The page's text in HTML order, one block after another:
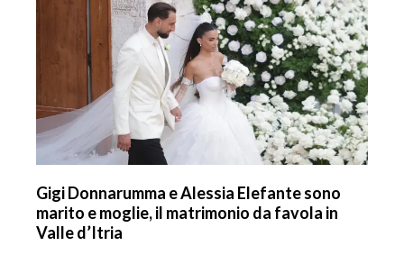
Gigi Donnarumma e Alessia Elefante sono
marito e moglie, il matrimonio da favola in
Valle d’Itria